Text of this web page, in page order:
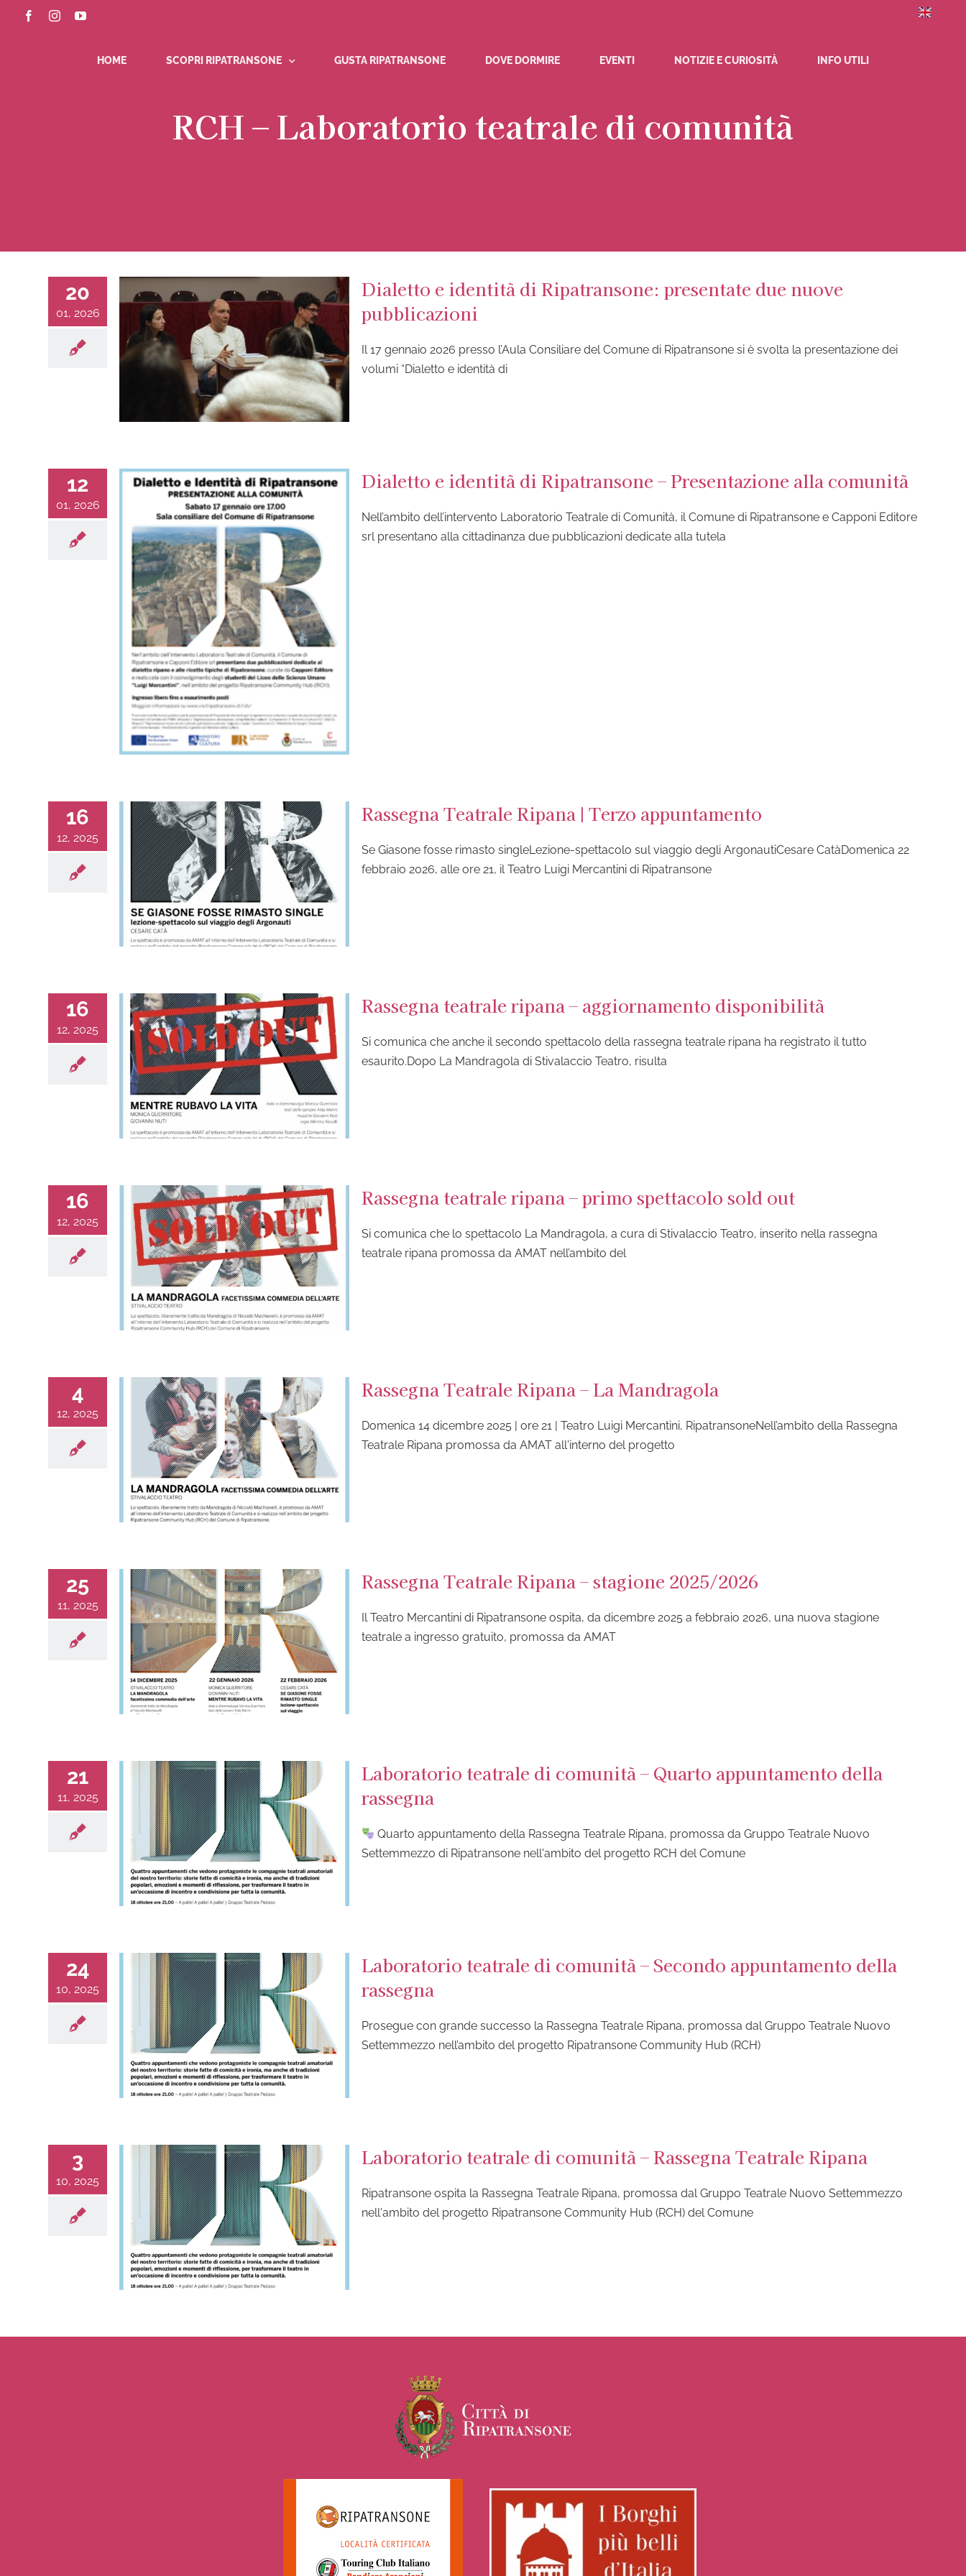
FacebookInstagramYouTube
HOME SCOPRI RIPATRANSONE GUSTA RIPATRANSONE DOVE DORMIRE EVENTI NOTIZIE E CURIOSITÀ INFO UTILI
RCH – Laboratorio teatrale di comunità
20
01, 2026
Dialetto e identità di Ripatransone: presentate due nuove
pubblicazioni
Il 17 gennaio 2026 presso l’Aula Consiliare del Comune di Ripatransone si è svolta la presentazione dei
volumi “Dialetto e identità di
12
01, 2026
Dialetto e identità di Ripatransone – Presentazione alla comunità
Nell’ambito dell’intervento Laboratorio Teatrale di Comunità, il Comune di Ripatransone e Capponi Editore
srl presentano alla cittadinanza due pubblicazioni dedicate alla tutela
16
12, 2025
Rassegna Teatrale Ripana | Terzo appuntamento
Se Giasone fosse rimasto singleLezione-spettacolo sul viaggio degli ArgonautiCesare CatàDomenica 22
febbraio 2026, alle ore 21, il Teatro Luigi Mercantini di Ripatransone
16
12, 2025
Rassegna teatrale ripana – aggiornamento disponibilità
Si comunica che anche il secondo spettacolo della rassegna teatrale ripana ha registrato il tutto
esaurito.Dopo La Mandragola di Stivalaccio Teatro, risulta
16
12, 2025
Rassegna teatrale ripana – primo spettacolo sold out
Si comunica che lo spettacolo La Mandragola, a cura di Stivalaccio Teatro, inserito nella rassegna
teatrale ripana promossa da AMAT nell’ambito del
4
12, 2025
Rassegna Teatrale Ripana – La Mandragola
Domenica 14 dicembre 2025 | ore 21 | Teatro Luigi Mercantini, RipatransoneNell’ambito della Rassegna
Teatrale Ripana promossa da AMAT all'interno del progetto
25
11, 2025
Rassegna Teatrale Ripana – stagione 2025/2026
Il Teatro Mercantini di Ripatransone ospita, da dicembre 2025 a febbraio 2026, una nuova stagione
teatrale a ingresso gratuito, promossa da AMAT
21
11, 2025
Laboratorio teatrale di comunità – Quarto appuntamento della
rassegna
Quarto appuntamento della Rassegna Teatrale Ripana, promossa da Gruppo Teatrale Nuovo
Settemmezzo di Ripatransone nell'ambito del progetto RCH del Comune
24
10, 2025
Laboratorio teatrale di comunità – Secondo appuntamento della
rassegna
Prosegue con grande successo la Rassegna Teatrale Ripana, promossa dal Gruppo Teatrale Nuovo
Settemmezzo nell’ambito del progetto Ripatransone Community Hub (RCH)
3
10, 2025
Laboratorio teatrale di comunità – Rassegna Teatrale Ripana
Ripatransone ospita la Rassegna Teatrale Ripana, promossa dal Gruppo Teatrale Nuovo Settemmezzo
nell'ambito del progetto Ripatransone Community Hub (RCH) del Comune